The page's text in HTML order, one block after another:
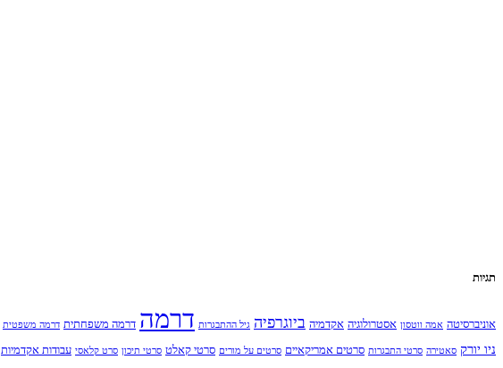
תגיות
אוניברסיטה אמה ווטסון אסטרולוגיה אקדמיה ביוגרפיה גיל ההתבגרות דרמה דרמה משפחתית דרמה משפטית
ניו יורק סאטירה סרטי התבגרות סרטים אמריקאיים סרטים על מורים סרטי קאלט סרטי תיכון סרט קלאסי עבודות אקדמיות